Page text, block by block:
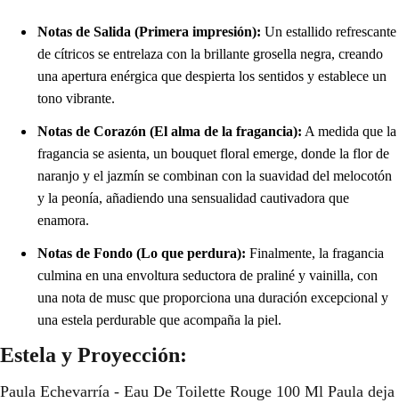
Notas de Salida (Primera impresión): Un estallido refrescante
de cítricos se entrelaza con la brillante grosella negra, creando
una apertura enérgica que despierta los sentidos y establece un
tono vibrante.
Notas de Corazón (El alma de la fragancia): A medida que la
fragancia se asienta, un bouquet floral emerge, donde la flor de
naranjo y el jazmín se combinan con la suavidad del melocotón
y la peonía, añadiendo una sensualidad cautivadora que
enamora.
Notas de Fondo (Lo que perdura): Finalmente, la fragancia
culmina en una envoltura seductora de praliné y vainilla, con
una nota de musc que proporciona una duración excepcional y
una estela perdurable que acompaña la piel.
Estela y Proyección:
Paula Echevarría - Eau De Toilette Rouge 100 Ml Paula deja